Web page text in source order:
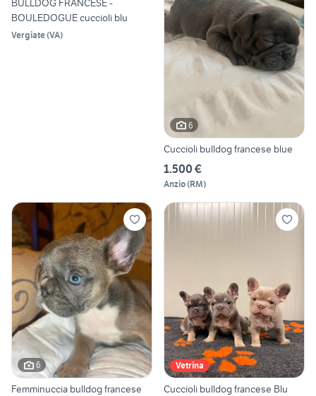
BULLDOG FRANCESE -
BOULEDOGUE cuccioli blu
Vergiate(VA)
6
Cuccioli bulldog francese blue
1.500 €
Anzio(RM)
6
Femminuccia bulldog francese
Vetrina
Cuccioli bulldog francese Blu